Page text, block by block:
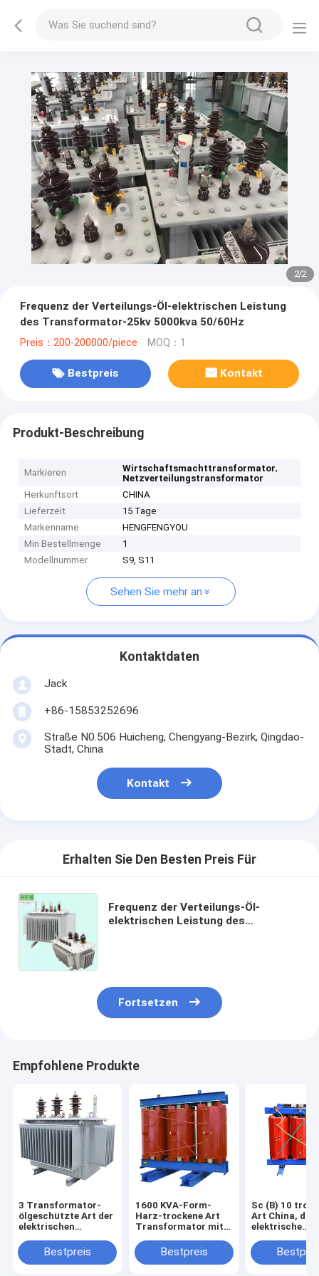
2/2
Frequenz der Verteilungs-Öl-elektrischen Leistung
des Transformator-25kv 5000kva 50/60Hz
Preis：200-200000/piece MOQ：1
Bestpreis Kontakt
Produkt-Beschreibung
Markieren Wirtschaftsmachttransformator,
Netzverteilungstransformator
Herkunftsort
CHINA
Lieferzeit
15 Tage
Markenname
HENGFENGYOU
Min Bestellmenge
1
Modellnummer
S9, S11
Sehen Sie mehr an
Kontaktdaten
Jack
+86-15853252696
Straße N0.506 Huicheng, Chengyang-Bezirk, Qingdao-
Stadt, China
Kontakt
Erhalten Sie Den Besten Preis Für
Frequenz der Verteilungs-Öl-
elektrischen Leistung des
Fortsetzen
Empfohlene Produkte
3 Transformator-
ölgeschützte Art der
elektrischen
33KV mit voller
Siegelstruktur
Bestpreis
1600 KVA-Form-
Harz-trockene Art
Transformator mit
energiesparendem
Effekt
Bestpreis
Sc (B) 10
Art China, das
elektrische
Hersteller
elektrischen